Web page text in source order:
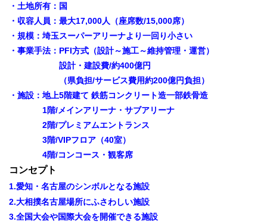
・土地所有：国
・収容人員：最大17,000人（座席数/15,000席）
・規模：埼玉スーパーアリーナより一回り小さい
・事業手法：PFI方式（設計～施工～維持管理・運営）
設計・建設費/約400億円
（県負担/サービス費用約200億円負担）
・施設：地上5階建て 鉄筋コンクリート造一部鉄骨造
1階/メインアリーナ・サブアリーナ
2階/プレミアムエントランス
3階/VIPフロア（40室）
4階/コンコース・観客席
コンセプト
1.愛知・名古屋のシンボルとなる施設
2.大相撲名古屋場所にふさわしい施設
3.全国大会や国際大会を開催できる施設